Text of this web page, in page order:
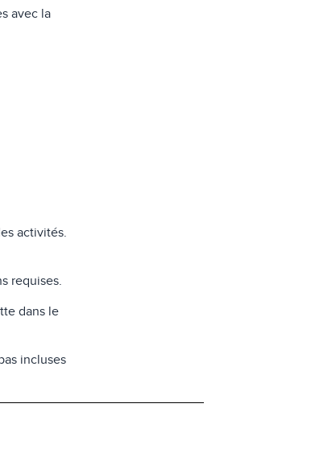
avec la
activités.
requises.
dans le
incluses